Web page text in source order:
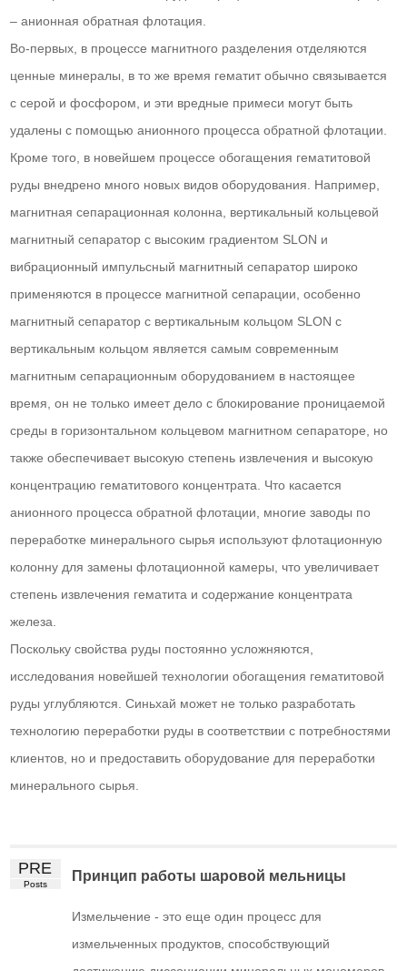
– анионная обратная флотация.
Во-первых, в процессе магнитного разделения отделяются
ценные минералы, в то же время гематит обычно связывается
с серой и фосфором, и эти вредные примеси могут быть
удалены с помощью анионного процесса обратной флотации.
Кроме того, в новейшем процессе обогащения гематитовой
руды внедрено много новых видов оборудования. Например,
магнитная сепарационная колонна, вертикальный кольцевой
магнитный сепаратор с высоким градиентом SLON и
вибрационный импульсный магнитный сепаратор широко
применяются в процессе магнитной сепарации, особенно
магнитный сепаратор с вертикальным кольцом SLON с
вертикальным кольцом является самым современным
магнитным сепарационным оборудованием в настоящее
время, он не только имеет дело с блокирование проницаемой
среды в горизонтальном кольцевом магнитном сепараторе, но
также обеспечивает высокую степень извлечения и высокую
концентрацию гематитового концентрата. Что касается
анионного процесса обратной флотации, многие заводы по
переработке минерального сырья используют флотационную
колонну для замены флотационной камеры, что увеличивает
степень извлечения гематита и содержание концентрата
железа.
Поскольку свойства руды постоянно усложняются,
исследования новейшей технологии обогащения гематитовой
руды углубляются. Синьхай может не только разработать
технологию переработки руды в соответствии с потребностями
клиентов, но и предоставить оборудование для переработки
минерального сырья.
PRE
Posts
Принцип работы шаровой мельницы
Измельчение - это еще один процесс для
измельченных продуктов, способствующий